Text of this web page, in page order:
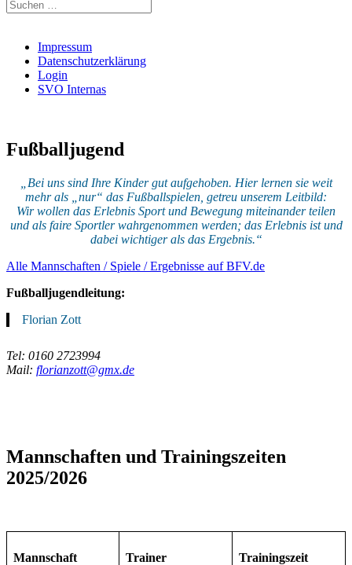
Suchen
nach:
Impressum
Datenschutzerklärung
Login
SVO Internas
Fußballjugend
„Bei uns sind Ihre Kinder gut aufgehoben. Hier lernen sie weit
mehr als „nur“ das Fußballspielen, getreu unserem Leitbild:
Wir wollen das Erlebnis Sport und Bewegung miteinander teilen
und als faire Sportler wahrgenommen werden; das Erlebnis ist und
dabei wichtiger als das Ergebnis.“
Alle Mannschaften / Spiele / Ergebnisse auf BFV.de
Fußballjugendleitung:
Florian Zott
Tel: 0160 2723994
Mail: florianzott@gmx.de
Mannschaften und Trainingszeiten
2025/2026
Mannschaft Trainer Trainingszeit